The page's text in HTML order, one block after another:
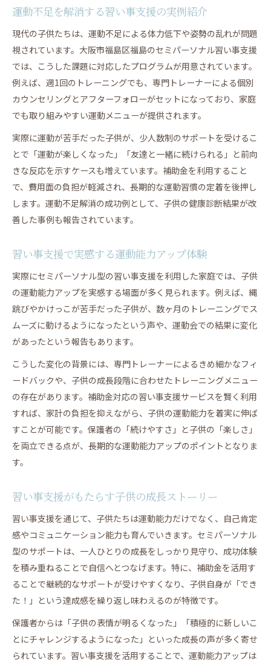
運動不足を解消する習い事支援の実例紹介
現代の子供たちは、運動不足による体力低下や姿勢の乱れが問題
視されています。大阪市福島区福島のセミパーソナル習い事支援
では、こうした課題に対応したプログラムが用意されています。
例えば、週1回のトレーニングでも、専門トレーナーによる個別
カウンセリングとアフターフォローがセットになっており、家庭
でも取り組みやすい運動メニューが提供されます。
実際に運動が苦手だった子供が、少人数制のサポートを受けるこ
とで「運動が楽しくなった」「友達と一緒に続けられる」と前向
きな反応を示すケースも増えています。補助金を利用すること
で、費用面の負担が軽減され、長期的な運動習慣の定着を後押し
します。運動不足解消の成功例として、子供の健康診断結果が改
善した事例も報告されています。
習い事支援で実感する運動能力アップ体験
実際にセミパーソナル型の習い事支援を利用した家庭では、子供
の運動能力アップを実感する場面が多く見られます。例えば、縄
跳びやかけっこが苦手だった子供が、数ヶ月のトレーニングでス
ムーズに動けるようになったという声や、運動会での結果に変化
があったという報告もあります。
こうした変化の背景には、専門トレーナーによるきめ細かなフィ
ードバックや、子供の成長段階に合わせたトレーニングメニュー
の存在があります。補助金対応の習い事支援サービスを賢く利用
すれば、家計の負担を抑えながら、子供の運動能力を着実に伸ば
すことが可能です。保護者の「続けやすさ」と子供の「楽しさ」
を両立できる点が、長期的な運動能力アップのポイントとなりま
す。
習い事支援がもたらす子供の成長ストーリー
習い事支援を通じて、子供たちは運動能力だけでなく、自己肯定
感やコミュニケーション能力も育んでいきます。セミパーソナル
型のサポートは、一人ひとりの成長をしっかり見守り、成功体験
を積み重ねることで自信へとつなげます。特に、補助金を活用す
ることで継続的なサポートが受けやすくなり、子供自身が「でき
た！」という達成感を繰り返し味わえるのが特徴です。
保護者からは「子供の表情が明るくなった」「積極的に新しいこ
とにチャレンジするようになった」といった成長の声が多く寄せ
られています。習い事支援を活用することで、運動能力アップは